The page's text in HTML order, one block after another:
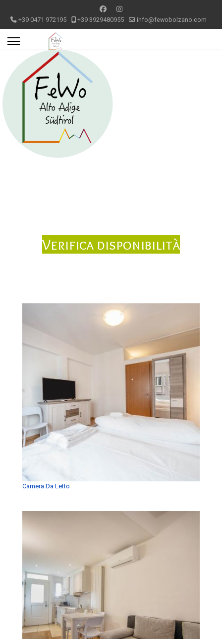
+39 0471 972195 +39 3929480955 info@fewobolzano.com
Verifica disponibilità
Camera Da Letto